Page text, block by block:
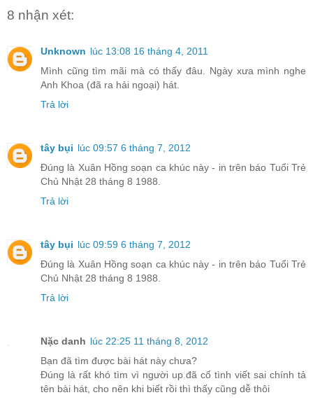
8 nhận xét:
Unknown lúc 13:08 16 tháng 4, 2011
Mình cũng tìm mãi mà có thấy đâu. Ngày xưa mình nghe
Anh Khoa (đã ra hải ngoại) hát.
Trả lời
tây bụi lúc 09:57 6 tháng 7, 2012
Đúng là Xuân Hồng soạn ca khúc này - in trên báo Tuổi Trẻ
Chủ Nhật 28 tháng 8 1988.
Trả lời
tây bụi lúc 09:59 6 tháng 7, 2012
Đúng là Xuân Hồng soạn ca khúc này - in trên báo Tuổi Trẻ
Chủ Nhật 28 tháng 8 1988.
Trả lời
Nặc danh lúc 22:25 11 tháng 8, 2012
Bạn đã tìm được bài hát này chưa?
Đúng là rất khó tìm vì người up đã cố tình viết sai chính tả
tên bài hát, cho nên khi biết rồi thì thấy cũng dễ thôi